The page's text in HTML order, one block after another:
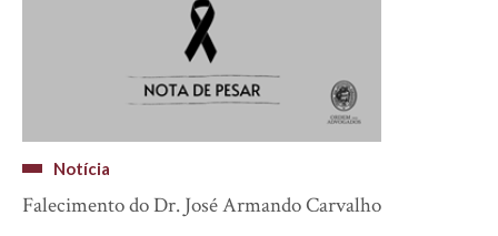
Notícia
Falecimento do Dr. José Armando Carvalho